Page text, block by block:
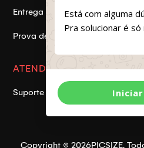
Entrega online
Prova de álbuns
ATENDIMENTO
Suporte geral: (31) 9149-1290
Copyright © 2026PICSIZE.
Está com alguma
Pra solucionar é só